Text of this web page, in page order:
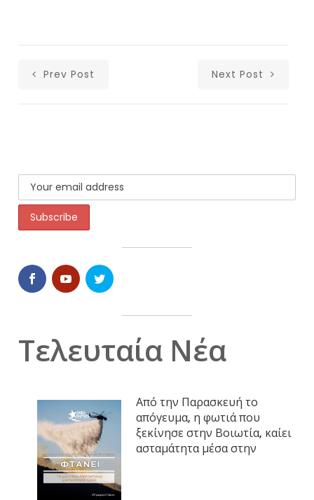
Prev Post Next Post
Τελευταία Νέα
Από την Παρασκευή το
απόγευμα, η φωτιά που
ξεκίνησε στην Βοιωτία, καίει
ασταμάτητα μέσα στην